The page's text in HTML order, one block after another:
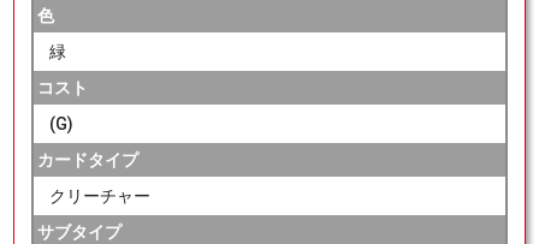
色
緑
コスト
(G)
カードタイプ
クリーチャー
サブタイプ